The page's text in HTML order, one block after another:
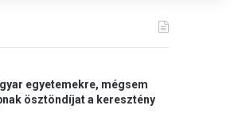
egyetemekre, mégsem
ösztöndíjat a keresztény